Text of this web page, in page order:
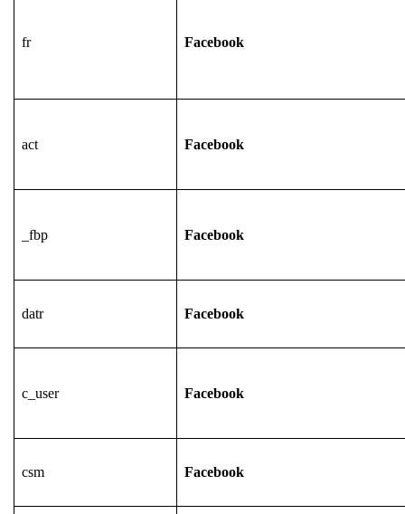
fr Facebook
act Facebook
_fbp Facebook
datr Facebook
c_user Facebook
csm Facebook